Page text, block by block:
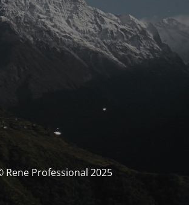
Rene Professional 2025